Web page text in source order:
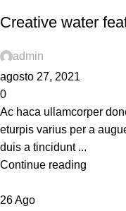
Creative water
admin
agosto 27, 2021
0
Ac haca ullamcorper
eturpis varius per a
duis a tincidunt ...
Continue reading
26Ago